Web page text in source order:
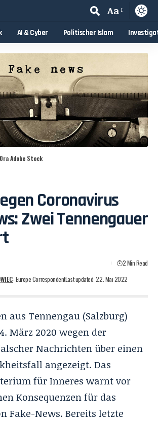
Aa
AI & Cyber Politischer Islam
Adobe Stock
Coronavirus
Zwei Tennengauer
- Europe CorrespondentLast updated: 22. Mai 2022
2 Min Read
aus Tennengau (Salzburg)
März 2020 wegen der
Nachrichten über einen
angezeigt. Das
für Inneres warnt vor
Konsequenzen für das
Fake-News. Bereits letzte